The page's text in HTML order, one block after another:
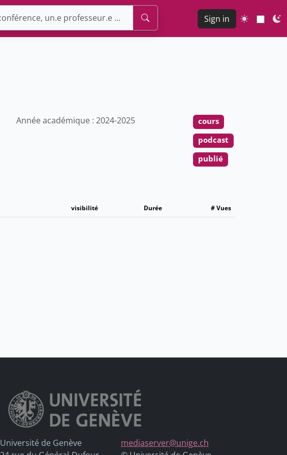
Sign in
Année académique : 2024-2025
cours
podcast
publié
visibilité Durée # Vues
Université de Genève
mediaserver@unige.ch